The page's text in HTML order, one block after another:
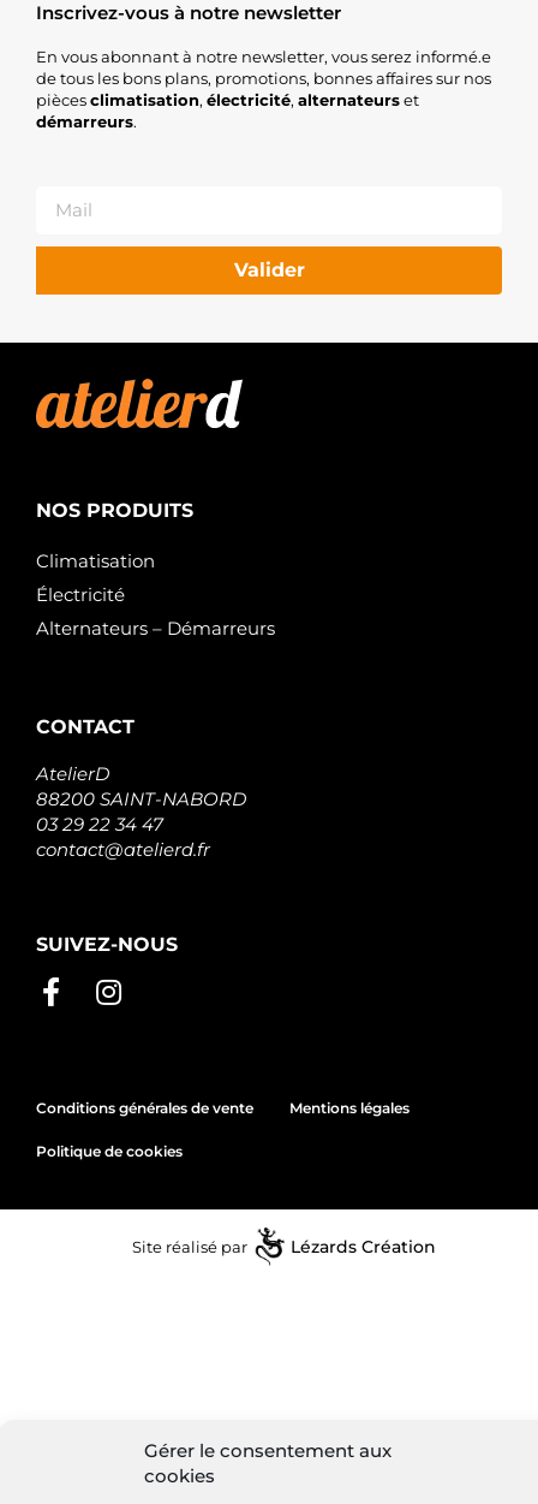
Gérer le consentement aux
cookies
Inscrivez-vous à notre newsletter
En vous abonnant à notre newsletter, vous serez informé.e
de tous les bons plans, promotions, bonnes affaires sur nos
piècesclimatisation, électricité, alternateurset
démarreurs.
Valider
NOS PRODUITS
Climatisation
Électricité
Alternateurs – Démarreurs
CONTACT
AtelierD
88200 SAINT-NABORD
03 29 22 34 47
contact@atelierd.fr
SUIVEZ-NOUS
Conditions générales de vente Mentions légales
Politique de cookies
Site réalisé par Lézards Création